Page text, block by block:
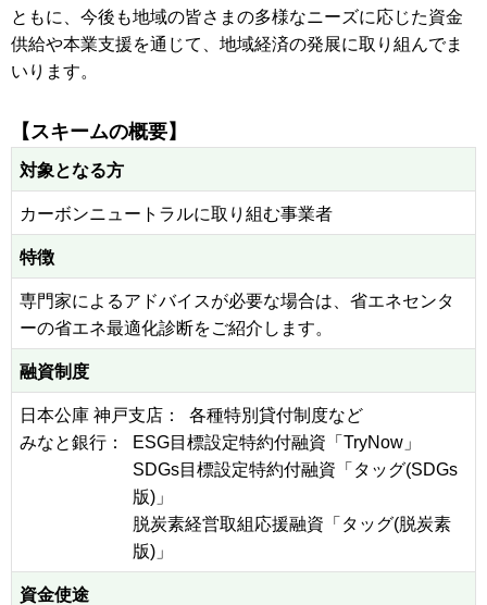
ともに、今後も地域の皆さまの多様なニーズに応じた資金
供給や本業支援を通じて、地域経済の発展に取り組んでま
いります。
【スキームの概要】
対象となる方
カーボンニュートラルに取り組む事業者
特徴
専門家によるアドバイスが必要な場合は、省エネセンタ
ーの省エネ最適化診断をご紹介します。
融資制度
日本公庫 神戸支店：
各種特別貸付制度など
みなと銀行：
ESG目標設定特約付融資「TryNow」
SDGs目標設定特約付融資「タッグ(SDGs
版)」
脱炭素経営取組応援融資「タッグ(脱炭素
版)」
資金使途